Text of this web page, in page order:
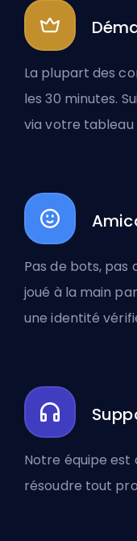
La plupart des
les 30 minutes.
via votre tableau
Pas de bots, pas
joué à la main
une identité
Notre équipe
résoudre tout